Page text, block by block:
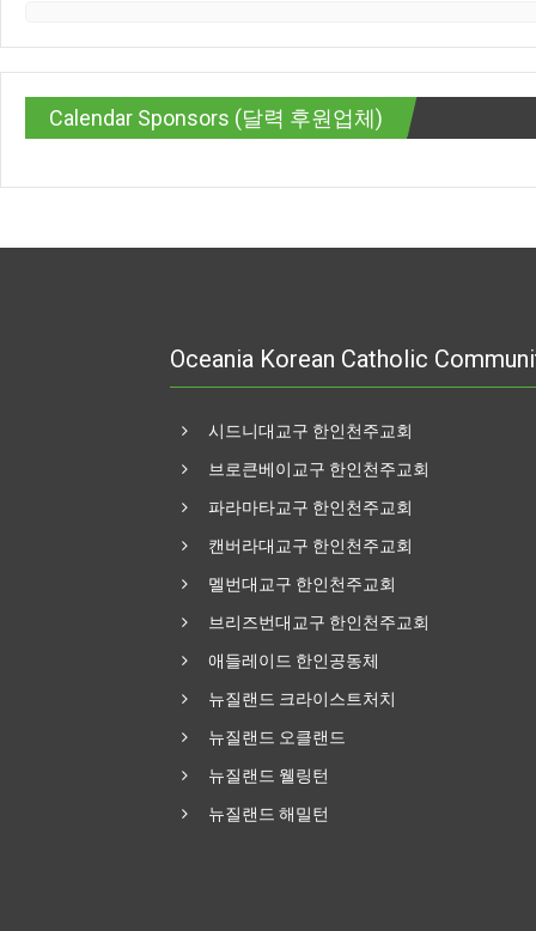
Calendar Sponsors (달력 후원업체)
Oceania Korean Catholic
시드니대교구 한인천주교회
브로큰베이교구 한인천주교회
파라마타교구 한인천주교회
캔버라대교구 한인천주교회
멜번대교구 한인천주교회
브리즈번대교구 한인천주교회
애들레이드 한인공동체
뉴질랜드 크라이스트처치
뉴질랜드 오클랜드
뉴질랜드 웰링턴
뉴질랜드 해밀턴